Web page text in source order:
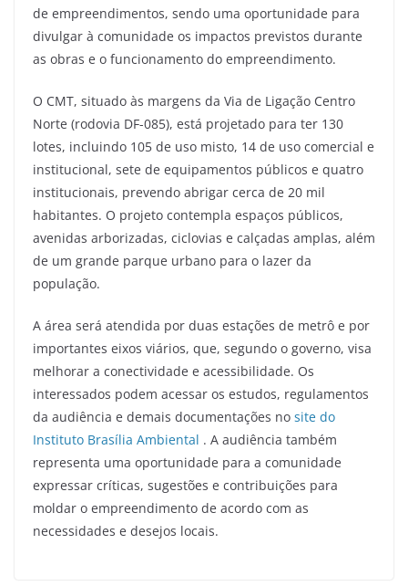
de empreendimentos, sendo uma oportunidade para
divulgar à comunidade os impactos previstos durante
as obras e o funcionamento do empreendimento.
O CMT, situado às margens da Via de Ligação Centro
Norte (rodovia DF-085), está projetado para ter 130
lotes, incluindo 105 de uso misto, 14 de uso comercial e
institucional, sete de equipamentos públicos e quatro
institucionais, prevendo abrigar cerca de 20 mil
habitantes. O projeto contempla espaços públicos,
avenidas arborizadas, ciclovias e calçadas amplas, além
de um grande parque urbano para o lazer da
população.
A área será atendida por duas estações de metrô e por
importantes eixos viários, que, segundo o governo, visa
melhorar a conectividade e acessibilidade. Os
interessados podem acessar os estudos, regulamentos
da audiência e demais documentações no site do
Instituto Brasília Ambiental . A audiência também
representa uma oportunidade para a comunidade
expressar críticas, sugestões e contribuições para
moldar o empreendimento de acordo com as
necessidades e desejos locais.